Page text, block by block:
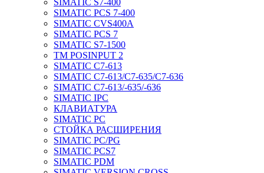
SIMATIC S7-400
SIMATIC PCS 7-400
SIMATIC CVS400A
SIMATIC PCS 7
SIMATIC S7-1500
TM POSINPUT 2
SIMATIC C7-613
SIMATIC C7-613/C7-635/C7-636
SIMATIC C7-613/-635/-636
SIMATIC IPC
КЛАВИАТУРА
SIMATIC PC
СТОЙКА РАСШИРЕНИЯ
SIMATIC PC/PG
SIMATIC PCS7
SIMATIC PDM